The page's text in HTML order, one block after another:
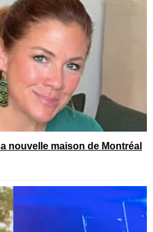
nouvelle maison de Montréal